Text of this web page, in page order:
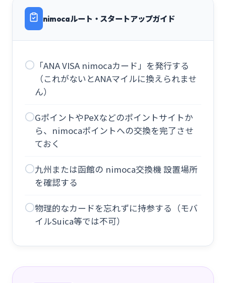
nimocaルート・スタートアップガイド
「ANA VISA nimocaカード」を発行する
（これがないとANAマイルに換えられませ
ん）
GポイントやPeXなどのポイントサイトか
ら、nimocaポイントへの交換を完了させ
ておく
九州または函館の nimoca交換機 設置場所
を確認する
物理的なカードを忘れずに持参する（モバ
イルSuica等では不可）